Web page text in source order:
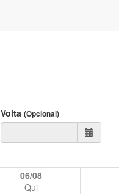
Volta (Opcional)
06/08
Qui